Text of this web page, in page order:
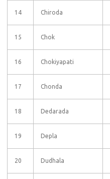
14 Chiroda
15 Chok
16 Chokiyapati
17 Chonda
18 Dedarada
19 Depla
20 Dudhala